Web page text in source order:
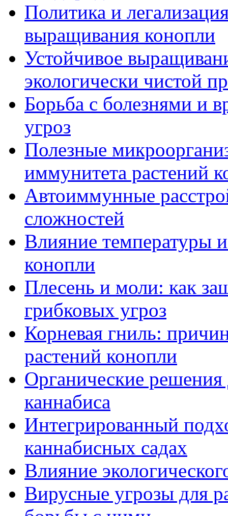
Политика и
выращивания конопли
Устойчивое
экологически чистой
Борьба с болезнями и
угроз
Полезные
иммунитета растений
Автоиммунные
сложностей
Влияние температуры
конопли
Плесень и моли: как
грибковых угроз
Корневая гниль:
растений конопли
Органические решения
каннабиса
Интегрированный
каннабисных садах
Влияние
Вирусные угрозы для